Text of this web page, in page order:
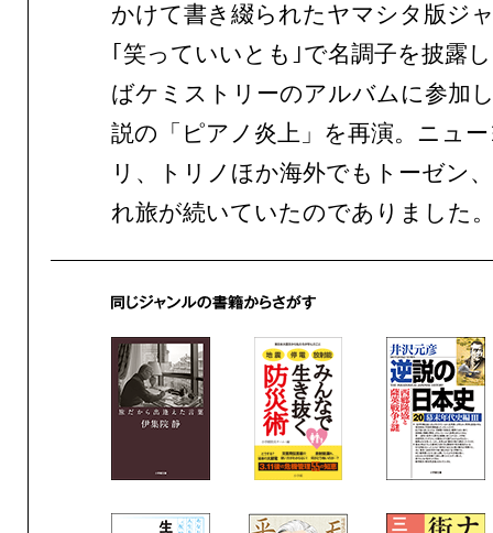
かけて書き綴られたヤマシタ版ジ
｢笑っていいとも｣で名調子を披露
ばケミストリーのアルバムに参加
説の「ピアノ炎上」を再演。ニュ
リ、トリノほか海外でもトーゼン
れ旅が続いていたのでありました